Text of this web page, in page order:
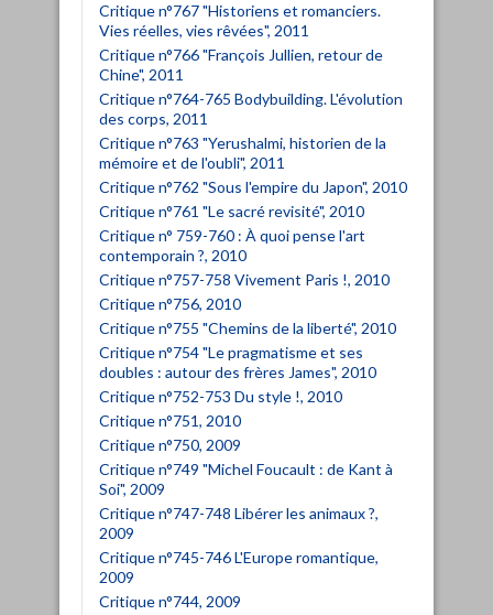
Critique n°767 "Historiens et romanciers.
Vies réelles, vies rêvées", 2011
Critique n°766 "François Jullien, retour de
Chine", 2011
Critique n°764-765 Bodybuilding. L'évolution
des corps, 2011
Critique n°763 "Yerushalmi, historien de la
mémoire et de l'oubli", 2011
Critique n°762 "Sous l'empire du Japon", 2010
Critique n°761 "Le sacré revisité", 2010
Critique n° 759-760 : À quoi pense l'art
contemporain ?, 2010
Critique n°757-758 Vivement Paris !, 2010
Critique n°756, 2010
Critique n°755 "Chemins de la liberté", 2010
Critique n°754 "Le pragmatisme et ses
doubles : autour des frères James", 2010
Critique n°752-753 Du style !, 2010
Critique n°751, 2010
Critique n°750, 2009
Critique n°749 "Michel Foucault : de Kant à
Soi", 2009
Critique n°747-748 Libérer les animaux ?,
2009
Critique n°745-746 L'Europe romantique,
2009
Critique n°744, 2009